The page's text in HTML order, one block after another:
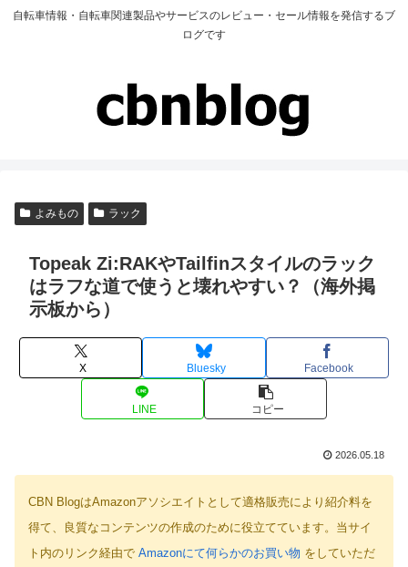
自転車情報・自転車関連製品やサービスのレビュー・セール情報を発信するブ
ログです
よみもの ラック
Topeak Zi:RAKやTailfinスタイルのラック
はラフな道で使うと壊れやすい？（海外掲
示板から）
X Bluesky Facebook
LINE コピー
2026.05.18
CBN BlogはAmazonアソシエイトとして適格販売により紹介料を
得て、良質なコンテンツの作成のために役立てています。当サイ
ト内のリンク経由で Amazonにて何らかのお買い物 をしていただ